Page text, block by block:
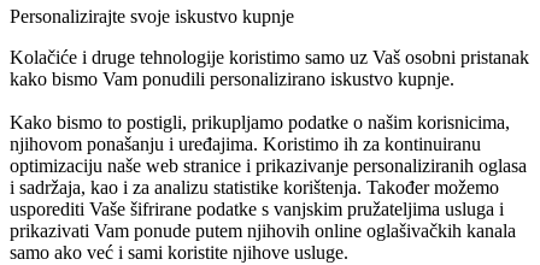
Personalizirajte svoje iskustvo kupnje
Kolačiće i druge tehnologije koristimo samo uz Vaš osobni pristanak
kako bismo Vam ponudili personalizirano iskustvo kupnje.
Kako bismo to postigli, prikupljamo podatke o našim korisnicima,
njihovom ponašanju i uređajima. Koristimo ih za kontinuiranu
optimizaciju naše web stranice i prikazivanje personaliziranih oglasa
i sadržaja, kao i za analizu statistike korištenja. Također možemo
usporediti Vaše šifrirane podatke s vanjskim pružateljima usluga i
prikazivati Vam ponude putem njihovih online oglašivačkih kanala
samo ako već i sami koristite njihove usluge.